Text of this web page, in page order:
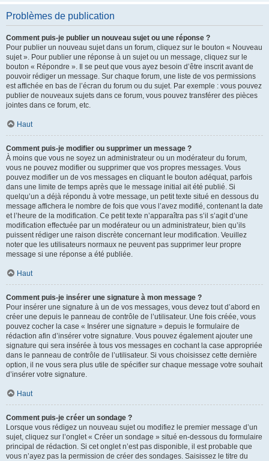
Problèmes de publication
Comment puis-je publier un nouveau sujet ou une réponse ?
Pour publier un nouveau sujet dans un forum, cliquez sur le bouton « Nouveau
sujet ». Pour publier une réponse à un sujet ou un message, cliquez sur le
bouton « Répondre ». Il se peut que vous ayez besoin d’être inscrit avant de
pouvoir rédiger un message. Sur chaque forum, une liste de vos permissions
est affichée en bas de l’écran du forum ou du sujet. Par exemple : vous pouvez
publier de nouveaux sujets dans ce forum, vous pouvez transférer des pièces
jointes dans ce forum, etc.
Haut
Comment puis-je modifier ou supprimer un message ?
À moins que vous ne soyez un administrateur ou un modérateur du forum,
vous ne pouvez modifier ou supprimer que vos propres messages. Vous
pouvez modifier un de vos messages en cliquant le bouton adéquat, parfois
dans une limite de temps après que le message initial ait été publié. Si
quelqu’un a déjà répondu à votre message, un petit texte situé en dessous du
message affichera le nombre de fois que vous l’avez modifié, contenant la date
et l’heure de la modification. Ce petit texte n’apparaîtra pas s’il s’agit d’une
modification effectuée par un modérateur ou un administrateur, bien qu’ils
puissent rédiger une raison discrète concernant leur modification. Veuillez
noter que les utilisateurs normaux ne peuvent pas supprimer leur propre
message si une réponse a été publiée.
Haut
Comment puis-je insérer une signature à mon message ?
Pour insérer une signature à un de vos messages, vous devez tout d’abord en
créer une depuis le panneau de contrôle de l’utilisateur. Une fois créée, vous
pouvez cocher la case « Insérer une signature » depuis le formulaire de
rédaction afin d’insérer votre signature. Vous pouvez également ajouter une
signature qui sera insérée à tous vos messages en cochant la case appropriée
dans le panneau de contrôle de l’utilisateur. Si vous choisissez cette dernière
option, il ne vous sera plus utile de spécifier sur chaque message votre souhait
d’insérer votre signature.
Haut
Comment puis-je créer un sondage ?
Lorsque vous rédigez un nouveau sujet ou modifiez le premier message d’un
sujet, cliquez sur l’onglet « Créer un sondage » situé en-dessous du formulaire
principal de rédaction. Si cet onglet n’est pas disponible, il est probable que
vous n’ayez pas la permission de créer des sondages. Saisissez le titre du